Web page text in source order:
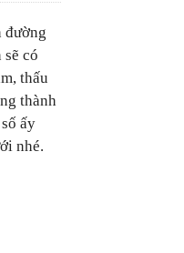
đường
có
thấu
thành
ấy
nhé.